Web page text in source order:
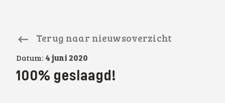
Terug naar nieuwsoverzicht
Datum: 4 juni 2020
100% geslaagd!